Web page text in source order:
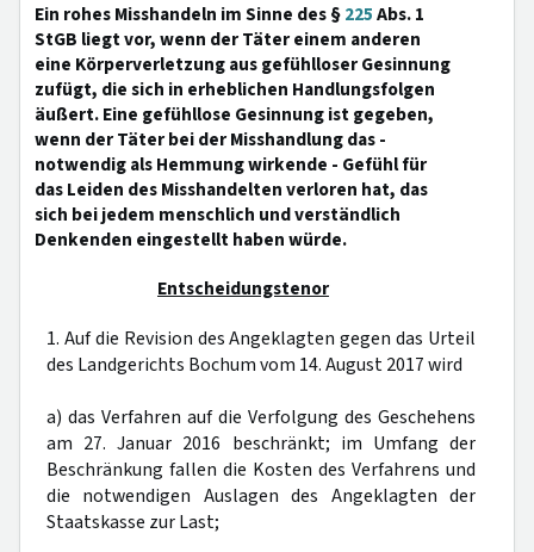
Ein rohes Misshandeln im Sinne des §225Abs. 1
StGB liegt vor, wenn der Täter einem anderen
eine Körperverletzung aus gefühlloser Gesinnung
zufügt, die sich in erheblichen Handlungsfolgen
äußert. Eine gefühllose Gesinnung ist gegeben,
wenn der Täter bei der Misshandlung das -
notwendig als Hemmung wirkende - Gefühl für
das Leiden des Misshandelten verloren hat, das
sich bei jedem menschlich und verständlich
Denkenden eingestellt haben würde.
Entscheidungstenor
1. Auf die Revision des Angeklagten gegen das Urteil
des Landgerichts Bochum vom 14. August 2017 wird
a) das Verfahren auf die Verfolgung des Geschehens
am 27. Januar 2016 beschränkt; im Umfang der
Beschränkung fallen die Kosten des Verfahrens und
die notwendigen Auslagen des Angeklagten der
Staatskasse zur Last;